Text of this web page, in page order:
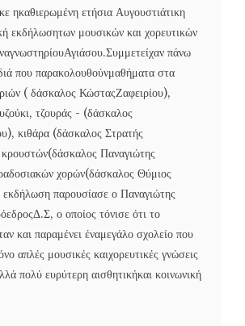
ηκαθιερωμένη ετήσια Αυγουστιάτικη
εκδήλωσητων μουσικών και χορευτικών
πάνω
που παρακολουθούνμαθήματα στα
( δάσκαλος ΚώσταςΖαφειρίου),
τζουράς - (δάσκαλος
κιθάρα (δάσκαλος Στρατής
κρουστών(δάσκαλος Παναγιώτης
χορών(δάσκαλος Θύμιος
εκδήλωση παρουσίασε ο Παναγιώτης
ο οποίος τόνισε ότι το
και παραμένει έναμεγάλο σχολείο που
απλές μουσικές καιχορευτικές γνώσεις
πολύ ευρύτερη αισθητικήκαι κοινωνική